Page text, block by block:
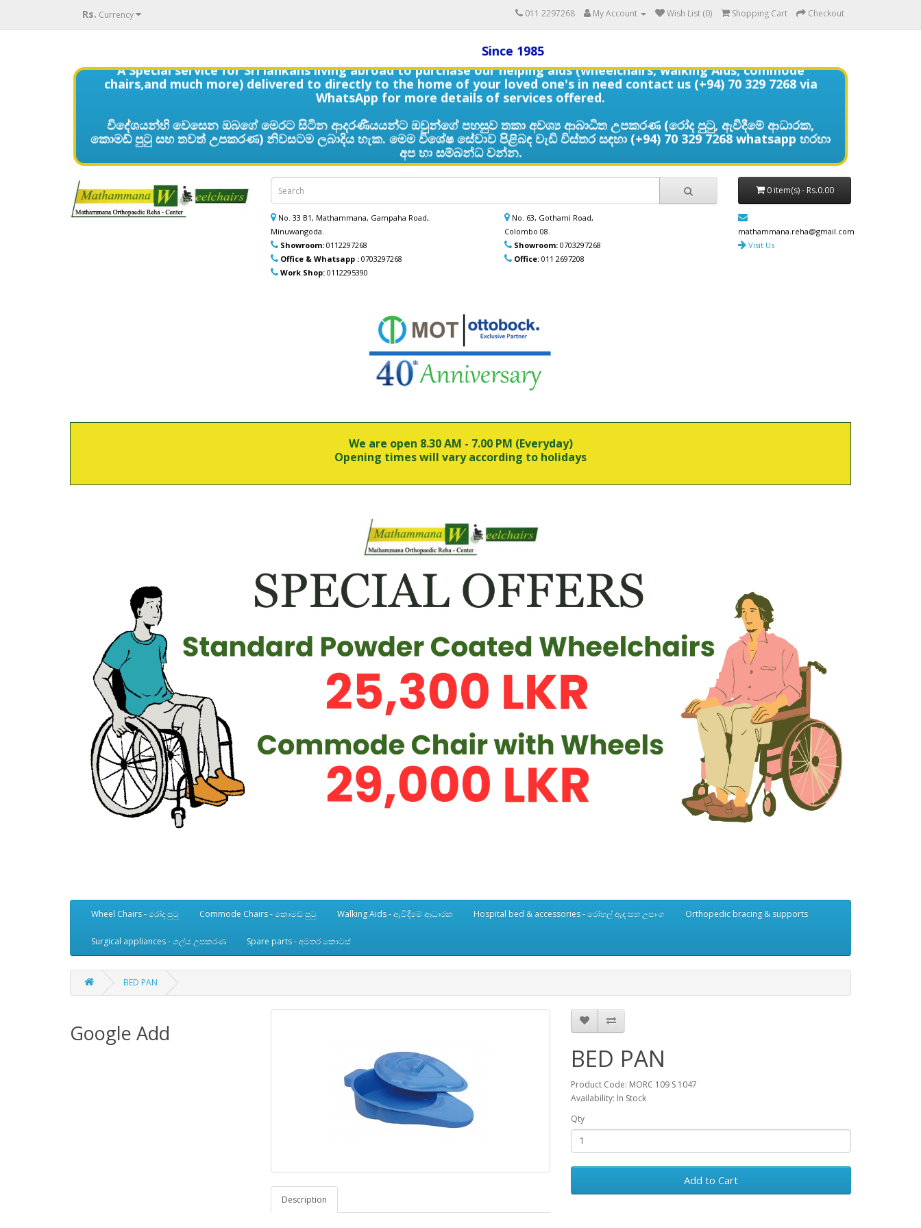
Rs. Currency 011 2297268 My Account Wish List (0) Shopping Cart Checkout
Since 1985
A Special service for Sri lankans living abroad to purchase our helping aids (wheelchairs, walking Aids, commode
chairs,and much more) delivered to directly to the home of your loved one's in need contact us (+94) 70 329 7268 via
WhatsApp for more details of services offered.
විදේශයන්හි වෙසෙන ඔබගේ මෙරට සිටින ආදරණීයයන්ට ඔවුන්ගේ පහසුව තකා අවශ්‍ය ආබාධිත උපකරණ (රෝද පුටු, ඇවිදීමේ ආධාරක,
කොමඩ් පුටු සහ තවත් උපකරණ) නිවසටම ලබාදිය හැක. මෙම විශේෂ සේවාව පිළිබඳ වැඩි විස්තර සඳහා (+94) 70 329 7268 whatsapp හරහා
අප හා සම්බන්ධ වන්න.
No. 33 B1, Mathammana, Gampaha Road,
Minuwangoda.
Showroom:0112297268
Office & Whatsapp :0703297268
Work Shop:0112295390
No. 63, Gothami Road,
Colombo 08.
Showroom:0703297268
Office:011 2697208
0 item(s) - Rs.0.00
mathammana.reha@gmail.com
Visit Us
We are open 8.30 AM - 7.00 PM (Everyday)
Opening times will vary according to holidays
Wheel Chairs - රෝද පුටු Commode Chairs - කොමඩ් පුටු Walking Aids - ඇවිදීමේ ආධාරක Hospital bed & accessories - රෝහල් ඇඳ සහ උපාංග Orthopedic bracing & supports
Surgical appliances - ශල්ය උපකරණ Spare parts - අමතර කොටස්
BED PAN
Google Add
Description
BED PAN
Product Code: MORC 109 S 1047
Availability: In Stock
Qty
Add to Cart